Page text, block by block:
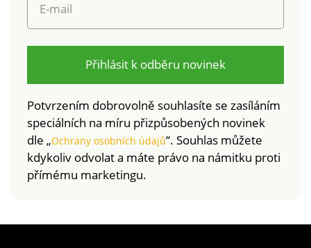
E-mail
Přihlásit k odběru novinek
Potvrzením dobrovolně souhlasíte se zasíláním
speciálních na míru přizpůsobených novinek
dle „Ochrany osobních údajů“. Souhlas můžete
kdykoliv odvolat a máte právo na námitku proti
přímému marketingu.